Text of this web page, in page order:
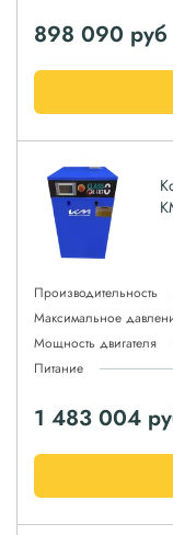
898 090 руб
Производительность
Максимальное
Мощность двигателя
Питание
1 483 004